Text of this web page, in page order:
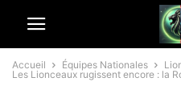
Accueil Équipes Nationales
Les Lionceaux rugissent encore : la